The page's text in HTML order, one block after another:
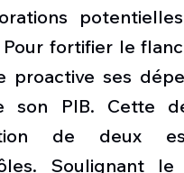
fortifier le
proactive ses
PIB. Cette
de deux
Soulignant le